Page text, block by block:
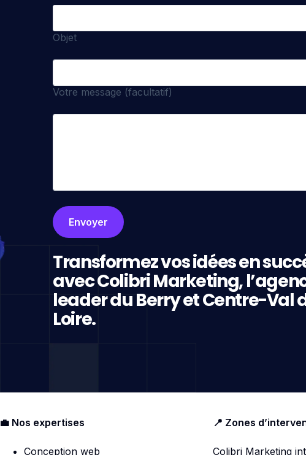
Objet
Votre message (facultatif)
Transformez vos idées en
avec Colibri Marketing,
leader du Berry et Centre-Val
Loire.
💼 Nos expertises
Conception web
📍 Zones
Colibri Marketing